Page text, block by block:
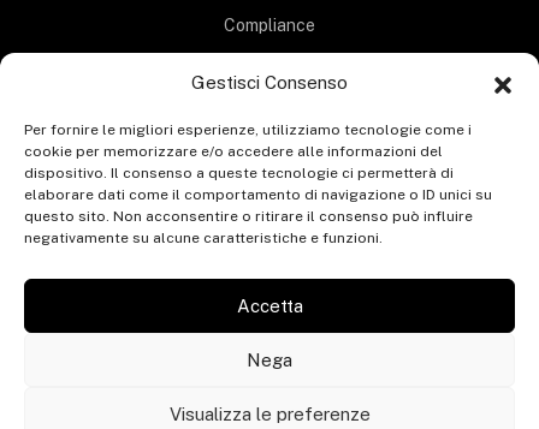
Gestisci Consenso
Per fornire le migliori esperienze, utilizziamo tecnologie come i
cookie per memorizzare e/o accedere alle informazioni del
dispositivo. Il consenso a queste tecnologie ci permetterà di
elaborare dati come il comportamento di navigazione o ID unici su
questo sito. Non acconsentire o ritirare il consenso può influire
negativamente su alcune caratteristiche e funzioni.
Accetta
Nega
Visualizza le preferenze
Compliance
Carta Servizi
MOG 231
Codice etico
Whistleblowing
Segnalazione whistleblowing
Contatti